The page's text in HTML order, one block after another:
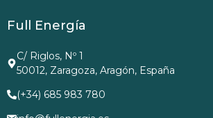
Full Energía
C/ Riglos, Nº 1
50012, Zaragoza, Aragón, España
(+34) 685 983 780